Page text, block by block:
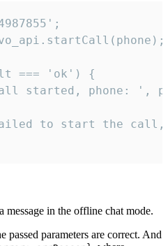
=== 'ok') {
started, phone: ',
to start the
message in the offline chat mode.
passed parameters are correct. And